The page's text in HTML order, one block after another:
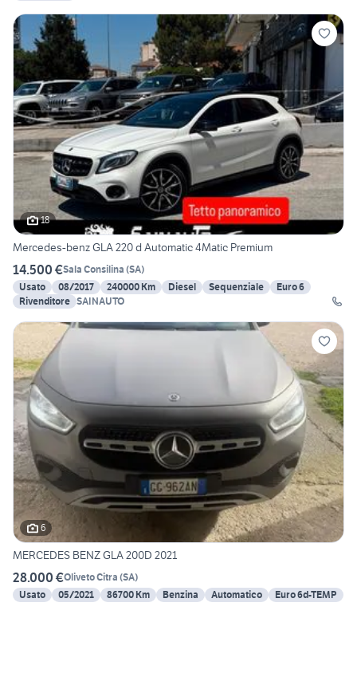
18
Mercedes-benz GLA 220 d Automatic 4Matic Premium
14.500 €Sala Consilina (SA)
Usato
08/2017 240000 Km Diesel Sequenziale
Euro 6
Rivenditore SAINAUTO
6
MERCEDES BENZ GLA 200D 2021
28.000 €Oliveto Citra (SA)
Usato
05/2021 86700 Km Benzina Automatico Euro 6d-TEMP